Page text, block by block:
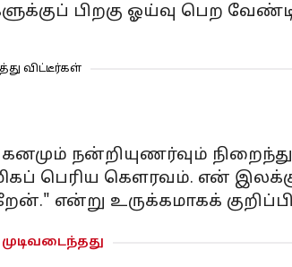
பிறகு ஓய்வு பெற
விட்டீர்கள்
நன்றியுணர்வும்
மிகப் பெரிய கௌரவம். என்
என்று உருக்கமாகக்